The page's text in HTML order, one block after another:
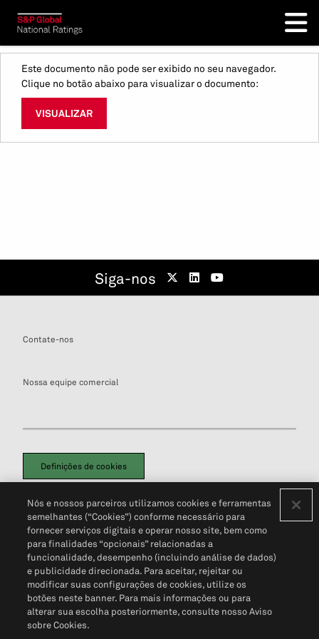
Este documento não pode ser exibido no seu navegador.
Clique no botão abaixo para visualizar o documento:
VISUALIZAR
Siga-nos
Contate-nos
Nossa equipe comercial
Definições de cookies
Política de PrivacidadePortal de privacidade do cliente (em inglês)
Não Venda Minhas Informações Pessoais© 2026 S&P Global
Nós e nossos parceiros utilizamos cookies e ferramentas
semelhantes (“Cookies”) conforme necessário para
fornecer serviços digitais e operar nosso site, bem como
para finalidades “opcionais” relacionadas a
funcionalidade, desempenho (incluindo análise de dados)
e publicidade direcionada. Para aceitar, rejeitar ou
modificar suas configurações de cookies, utilize os
botões neste banner. Para mais informações ou para
alterar sua escolha posteriormente, consulte nosso Aviso
sobre Cookies.